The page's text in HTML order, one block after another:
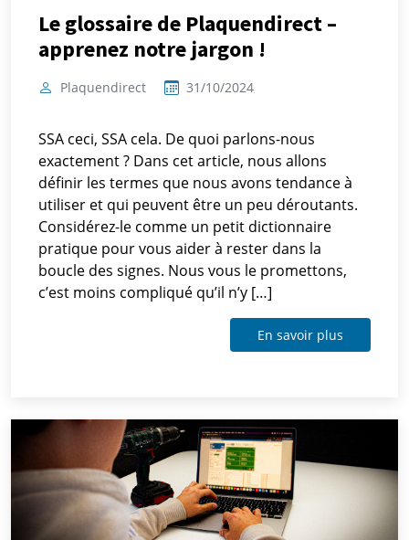
Le glossaire de Plaquendirect –
apprenez notre jargon !
Plaquendirect 31/10/2024
SSA ceci, SSA cela. De quoi parlons-nous
exactement ? Dans cet article, nous allons
définir les termes que nous avons tendance à
utiliser et qui peuvent être un peu déroutants.
Considérez-le comme un petit dictionnaire
pratique pour vous aider à rester dans la
boucle des signes. Nous vous le promettons,
c’est moins compliqué qu’il n’y […]
En savoir plus